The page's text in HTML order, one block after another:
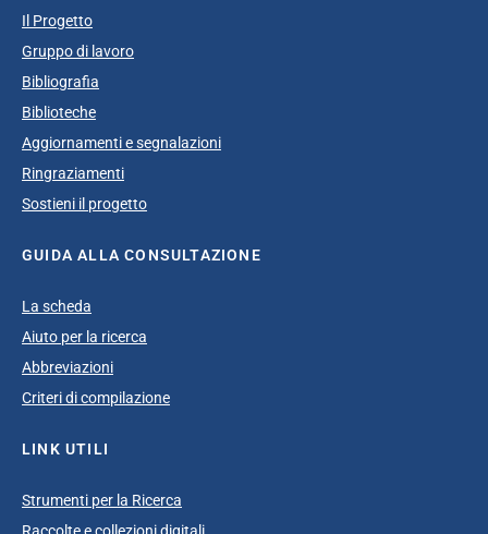
Il Progetto
Gruppo di lavoro
Bibliografia
Biblioteche
Aggiornamenti e segnalazioni
Ringraziamenti
Sostieni il progetto
GUIDA ALLA CONSULTAZIONE
La scheda
Aiuto per la ricerca
Abbreviazioni
Criteri di compilazione
LINK UTILI
Strumenti per la Ricerca